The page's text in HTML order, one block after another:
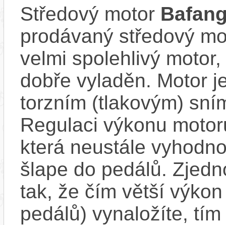
Středový motor
prodávaný středový
velmi spolehlivý
dobře vyladěn. Motor
torzním (tlakovým)
Regulaci výkonu
která neustále
šlape do pedálů.
tak, že čím větší
pedálů) vynaložíte,